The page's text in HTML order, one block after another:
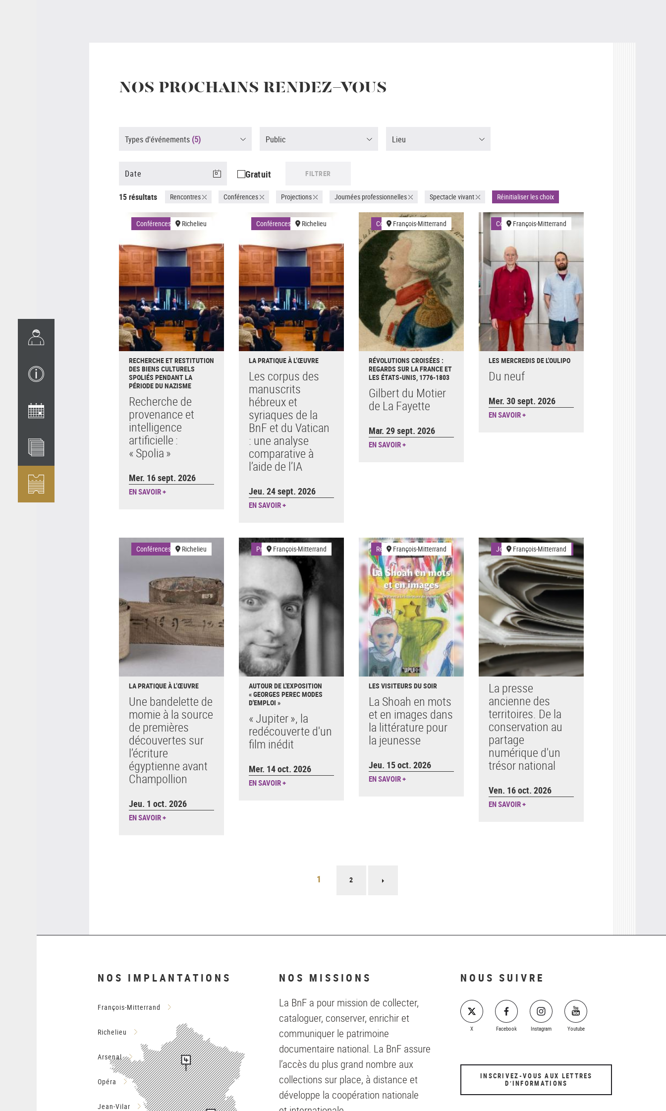
NOS PROCHAINS RENDEZ-VOUS
Types d'événements (5) Public Lieu
Gratuit FILTRER
15 résultats Rencontres Conférences Projections Journées professionnelles Spectacle vivant Réinitialiser les choix
Conférences Richelieu
RECHERCHE ET RESTITUTION
DES BIENS CULTURELS
SPOLIÉS PENDANT LA
PÉRIODE DU NAZISME
Recherche de
provenance et
intelligence
artificielle :
« Spolia »
Mer. 16 sept. 2026
EN SAVOIR +
Conférences Richelieu
LA PRATIQUE À L’ŒUVRE
Les corpus des
manuscrits
hébreux et
syriaques de la
BnF et du Vatican
: une analyse
comparative à
l’aide de l’IA
Jeu. 24 sept. 2026
EN SAVOIR +
ConférencesFrançois-Mitterrand
RÉVOLUTIONS CROISÉES :
REGARDS SUR LA FRANCE ET
LES ÉTATS-UNIS, 1776-1803
Gilbert du Motier
de La Fayette
Mar. 29 sept. 2026
EN SAVOIR +
ConférencesFrançois-Mitterrand
LES MERCREDIS DE L'OULIPO
Du neuf
Mer. 30 sept. 2026
EN SAVOIR +
Conférences Richelieu
LA PRATIQUE À L’ŒUVRE
Une bandelette de
momie à la source
de premières
découvertes sur
l’écriture
égyptienne avant
Champollion
Jeu. 1 oct. 2026
EN SAVOIR +
ProjectionsFrançois-Mitterrand
AUTOUR DE L'EXPOSITION
« GEORGES PEREC MODES
D'EMPLOI »
« Jupiter », la
redécouverte d'un
film inédit
Mer. 14 oct. 2026
EN SAVOIR +
RencontresFrançois-Mitterrand
LES VISITEURS DU SOIR
La Shoah en mots
et en images dans
la littérature pour
la jeunesse
Jeu. 15 oct. 2026
EN SAVOIR +
Journées professionnelles
François-Mitterrand
La presse
ancienne des
territoires. De la
conservation au
partage
numérique d'un
trésor national
Ven. 16 oct. 2026
EN SAVOIR +
1 2
NOS IMPLANTATIONS
François-Mitterrand
Richelieu
Arsenal
Opéra
Jean-Vilar
NOS MISSIONS
La BnF a pour mission de collecter,
cataloguer, conserver, enrichir et
communiquer le patrimoine
documentaire national. La BnF assure
l’accès du plus grand nombre aux
collections sur place, à distance et
développe la coopération nationale
NOUS SUIVRE
X Facebook Instagram Youtube
INSCRIVEZ-VOUS AUX LETTRES
D’INFORMATIONS